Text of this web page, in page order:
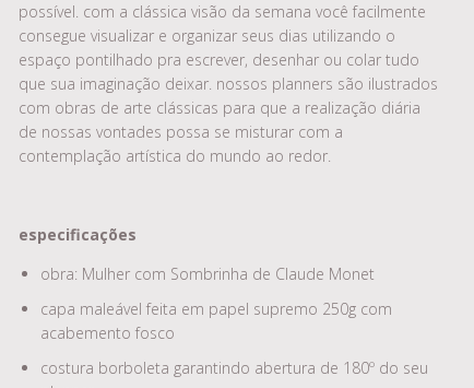
possível. com a clássica visão da semana você facilmente
consegue visualizar e organizar seus dias utilizando o
espaço pontilhado pra escrever, desenhar ou colar tudo
que sua imaginação deixar. nossos planners são ilustrados
com obras de arte clássicas para que a realização diária
de nossas vontades possa se misturar com a
contemplação artística do mundo ao redor.
especificações
obra: Mulher com Sombrinha de Claude Monet
capa maleável feita em papel supremo 250g com
acabemento fosco
costura borboleta garantindo abertura de 180º do seu